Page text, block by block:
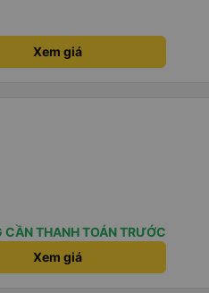
luận về điều đó. Bộ đồ
ấm cho chúng tôi và gối
Xem giá
CẦN THANH TOÁN TRƯỚC
Xem giá